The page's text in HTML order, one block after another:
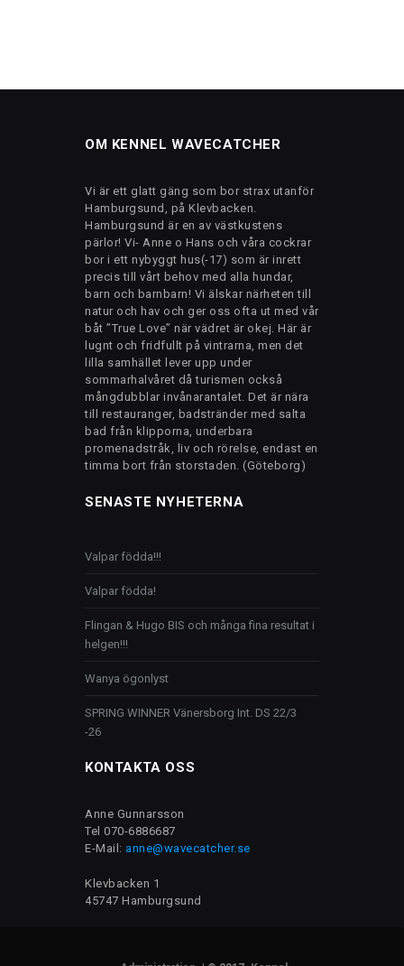
OM KENNEL WAVECATCHER
Vi är ett glatt gäng som bor strax utanför
Hamburgsund, på Klevbacken.
Hamburgsund är en av västkustens
pärlor! Vi- Anne o Hans och våra cockrar
bor i ett nybyggt hus(-17) som är inrett
precis till vårt behov med alla hundar,
barn och barnbarn! Vi älskar närheten till
natur och hav och ger oss ofta ut med vår
båt ”True Love” när vädret är okej. Här är
lugnt och fridfullt på vintrarna, men det
lilla samhället lever upp under
sommarhalvåret då turismen också
mångdubblar invånarantalet. Det är nära
till restauranger, badstränder med salta
bad från klipporna, underbara
promenadstråk, liv och rörelse, endast en
timma bort från storstaden. (Göteborg)
SENASTE NYHETERNA
Valpar födda!!!
Valpar födda!
Flingan & Hugo BIS och många fina resultat i
helgen!!!
Wanya ögonlyst
SPRING WINNER Vänersborg Int. DS 22/3
-26
KONTAKTA OSS
Anne Gunnarsson
Tel 070-6886687
E-Mail: anne@wavecatcher.se
Klevbacken 1
45747 Hamburgsund